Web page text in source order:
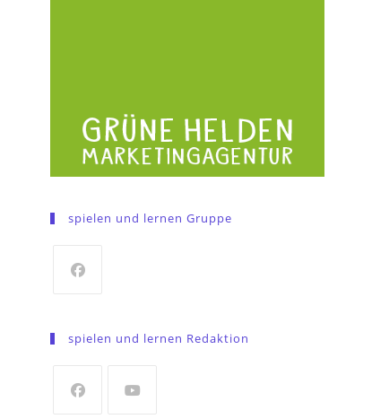
spielen und lernen Gruppe
a
tab
spielen und lernen Redaktion